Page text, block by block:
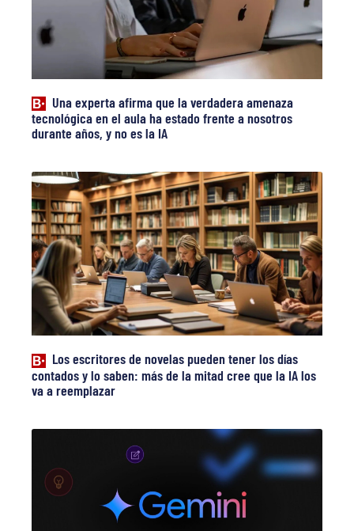
Una experta afirma que la verdadera amenaza
tecnológica en el aula ha estado frente a nosotros
durante años, y no es la IA
Los escritores de novelas pueden tener los días
contados y lo saben: más de la mitad cree que la IA los
va a reemplazar